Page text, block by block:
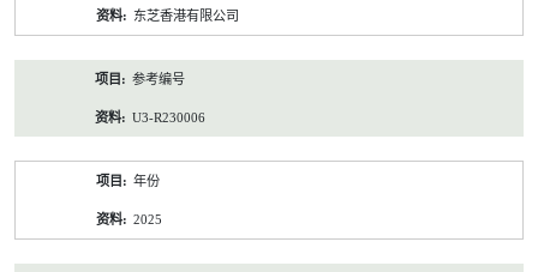
东芝香港有限公司
参考编号
U3-R230006
年份
2025